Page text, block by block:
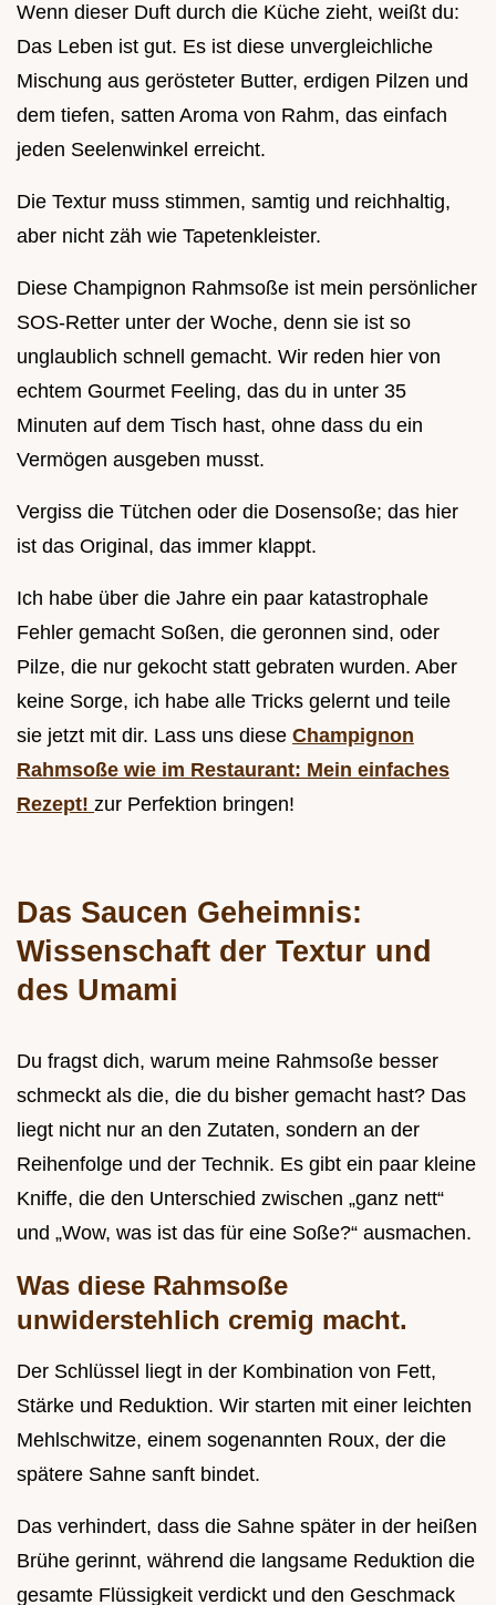
Wenn dieser Duft durch die Küche zieht, weißt du:
Das Leben ist gut. Es ist diese unvergleichliche
Mischung aus gerösteter Butter, erdigen Pilzen und
dem tiefen, satten Aroma von Rahm, das einfach
jeden Seelenwinkel erreicht.
Die Textur muss stimmen, samtig und reichhaltig,
aber nicht zäh wie Tapetenkleister.
Diese Champignon Rahmsoße ist mein persönlicher
SOS-Retter unter der Woche, denn sie ist so
unglaublich schnell gemacht. Wir reden hier von
echtem Gourmet Feeling, das du in unter 35
Minuten auf dem Tisch hast, ohne dass du ein
Vermögen ausgeben musst.
Vergiss die Tütchen oder die Dosensoße; das hier
ist das Original, das immer klappt.
Ich habe über die Jahre ein paar katastrophale
Fehler gemacht Soßen, die geronnen sind, oder
Pilze, die nur gekocht statt gebraten wurden. Aber
keine Sorge, ich habe alle Tricks gelernt und teile
sie jetzt mit dir. Lass uns diese Champignon
Rahmsoße wie im Restaurant: Mein einfaches
Rezept! zur Perfektion bringen!
Das Saucen Geheimnis:
Wissenschaft der Textur und
des Umami
Du fragst dich, warum meine Rahmsoße besser
schmeckt als die, die du bisher gemacht hast? Das
liegt nicht nur an den Zutaten, sondern an der
Reihenfolge und der Technik. Es gibt ein paar kleine
Kniffe, die den Unterschied zwischen „ganz nett“
und „Wow, was ist das für eine Soße?“ ausmachen.
Was diese Rahmsoße
unwiderstehlich cremig macht.
Der Schlüssel liegt in der Kombination von Fett,
Stärke und Reduktion. Wir starten mit einer leichten
Mehlschwitze, einem sogenannten Roux, der die
spätere Sahne sanft bindet.
Das verhindert, dass die Sahne später in der heißen
Brühe gerinnt, während die langsame Reduktion die
gesamte Flüssigkeit verdickt und den Geschmack